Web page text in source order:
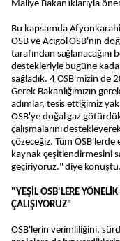
Maliye Bakanlıklarıyla
Bu kapsamda
OSB ve Acıgöl OSB'nın
tarafından sağlanacağını
destekleriyle bugüne
sağladık. 4 OSB'mizin de
Gerek Bakanlığımızın
adımlar, tesis ettiğimiz
OSB'ye doğal gaz
çalışmalarını
çözeceğiz. Tüm
kaynak çeşitlendirmesini
geçiriyoruz." diye konuştu.
"YEŞİL OSB'LERE
ÇALIŞIYORUZ"
OSB'lerin verimliliğini,